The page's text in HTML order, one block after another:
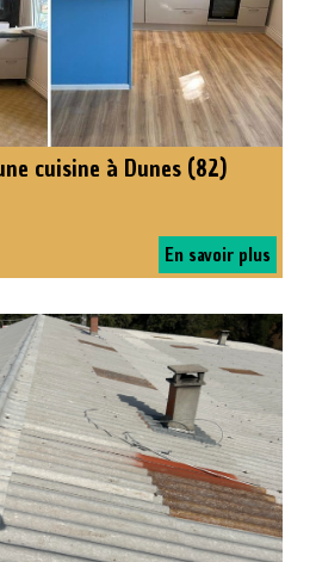
cuisine à Dunes (82)
En savoir plus